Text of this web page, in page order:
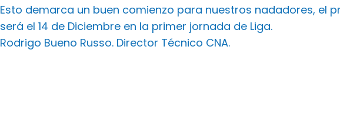
Esto demarca un buen comienzo para nuestros nadadores, el
será el 14 de Diciembre en la primer jornada de Liga.
Rodrigo Bueno Russo. Director Técnico CNA.